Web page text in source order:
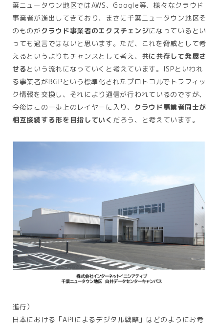
葉ニュータウン地区ではAWS、Google等、様々なクラウド
事業者が進出してきており、まさに千葉ニュータウン地区そ
のものがクラウド事業者のエクスチェンジになっているとい
っても過言ではないと思います。ただ、これを脅威として考
えるというよりもチャンスとして考え、 共に共存して発展さ
せるという流れになっていくと考えています。ISPといわれ
る事業者がBGPという標準化されたプロトコルでトラフィッ
ク情報を交換し、それにより通信が行われているのですが、
今後はこの一歩上のレイヤーに入り、 クラウド事業者同士が
相互接続する形を目指していく だろう、と考えています。
進行）
日本における「APIによるデジタル戦略」はどのようにお考